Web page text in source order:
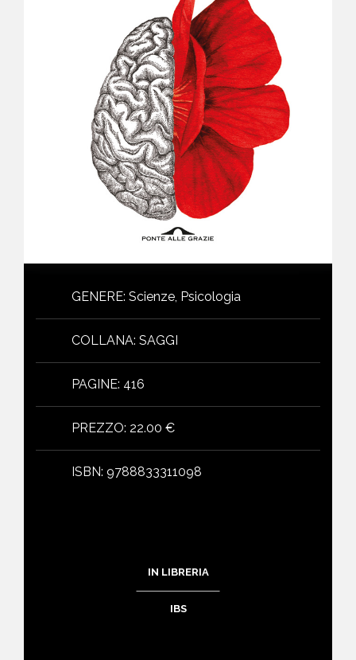
GENERE: Scienze, Psicologia
COLLANA: SAGGI
PAGINE: 416
PREZZO: 22.00 €
ISBN: 9788833311098
IN LIBRERIA
IBS